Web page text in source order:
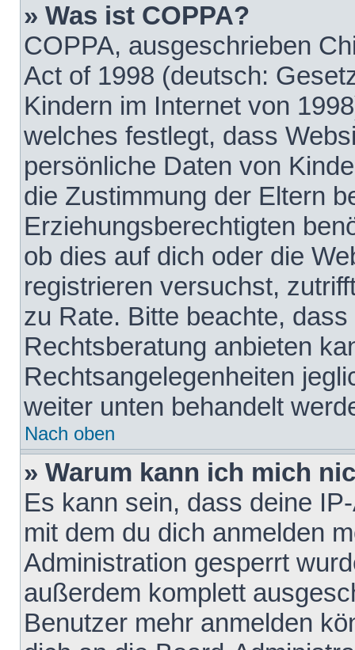
» Was ist COPPA?
COPPA, ausgeschrieben
Act of 1998 (deutsch:
Kindern im Internet von
welches festlegt, dass
persönliche Daten von
die Zustimmung der Eltern
Erziehungsberechtigten
ob dies auf dich oder die
registrieren versuchst,
zu Rate. Bitte beachte,
Rechtsberatung anbieten
Rechtsangelegenheiten
weiter unten behandelt
Nach oben
» Warum kann ich mich
Es kann sein, dass deine
mit dem du dich anmelden
Administration gesperrt
außerdem komplett
Benutzer mehr anmelden